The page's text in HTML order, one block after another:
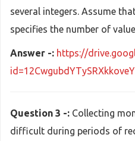
several integers. Assume
specifies the number of
Answer -: https://
Question 3 -: Collecting
difficult during periods of